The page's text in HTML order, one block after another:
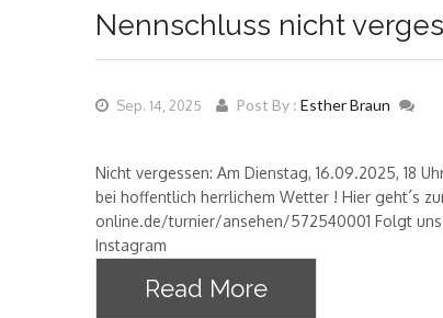
Nennschluss nicht
Sep. 14, 2025 Post By : Esther Braun
Nicht vergessen: Am Dienstag, 16.09.2025, 18
bei hoffentlich herrlichem Wetter ! Hier geht´s
online.de/turnier/ansehen/572540001 Folgt
Instagram
Read More